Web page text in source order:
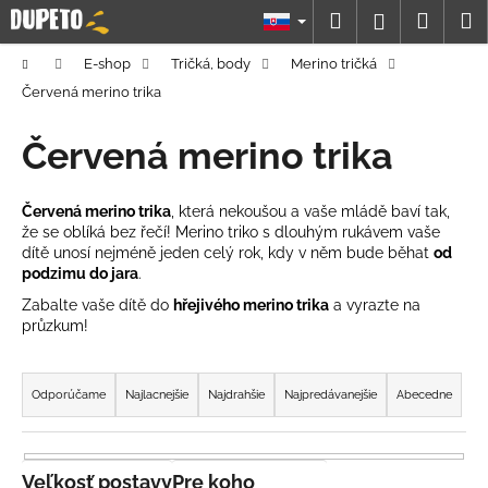
Prejsť
na
obsah
Hľadať
DomovE-shop Tričká, body
Merino tričká
Červená merino trika
Červená merino trika
Červená merino trika , která nekoušou a vaše mládě baví tak,
že se oblíká bez řečí! Merino triko s dlouhým rukávem vaše
dítě unosí nejméně jeden celý rok, kdy v něm bude běhat od
podzimu do jara.
Zabalte vaše dítě do hřejivého merino trika a vyrazte na
průzkum!
R
a
d
e
Odporúčame Najlacnejšie Najdrahšie Najpredávanejšie Abecedne
Pre koho
Veľkosť postavy
K
o
o
p
o
t
r
e
b
j
e
t
e